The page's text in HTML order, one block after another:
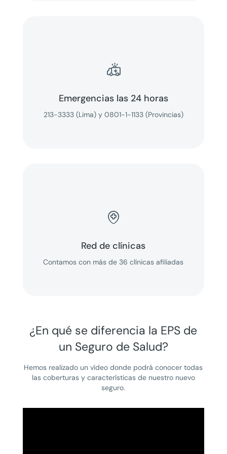

Emergencias las 24 horas
213-3333 (Lima) y 0801-1-1133 (Provincias)

Red de clínicas
Contamos con más de 36 clínicas afiliadas
¿En qué se diferencia la EPS de
un Seguro de Salud?
Hemos realizado un vídeo donde podrá conocer todas
las coberturas y características de nuestro nuevo
seguro.